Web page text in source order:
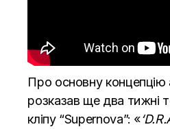
Про основну концепцію
розказав ще два тижні
кліпу “Supernova”: «